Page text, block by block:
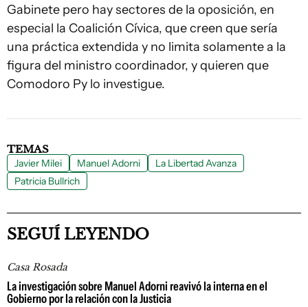
Gabinete pero hay sectores de la oposición, en
especial la Coalición Cívica, que creen que sería
una práctica extendida y no limita solamente a la
figura del ministro coordinador, y quieren que
Comodoro Py lo investigue.
TEMAS
Javier Milei Manuel Adorni
La Libertad Avanza
Patricia Bullrich
SEGUÍ LEYENDO
Casa Rosada
La investigación sobre Manuel Adorni reavivó la interna en el
Gobierno por la relación con la Justicia